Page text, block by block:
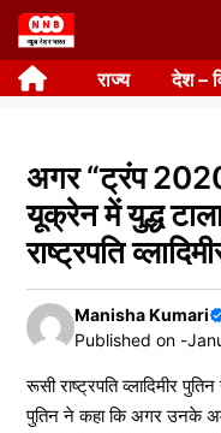
Skip
to
content राज्य देश –
अगर “ट्रंप
यूक्रेन में युद्ध
राष्ट्रपति
Manisha Kumari
Published on -
रूसी राष्ट्रपति व्लादिमीर
पुतिन ने कहा कि अगर उनके